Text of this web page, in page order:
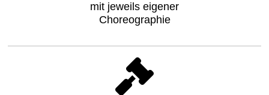
mit jeweils eigener
Choreographie